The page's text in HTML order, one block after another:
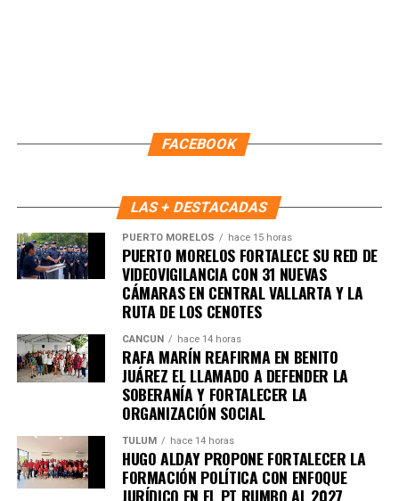
Únete al canal oficial de WhatsApp de
Quinto Podery recibe las noticias más
importantes de Quintana Roo directamente
en tu teléfono.
FACEBOOK
LAS + DESTACADAS
PUERTO MORELOS hace 15 horas
PUERTO MORELOS FORTALECE SU RED DE
VIDEOVIGILANCIA CON 31 NUEVAS
CÁMARAS EN CENTRAL VALLARTA Y LA
RUTA DE LOS CENOTES
CANCÚN hace 14 horas
RAFA MARÍN REAFIRMA EN BENITO
JUÁREZ EL LLAMADO A DEFENDER LA
SOBERANÍA Y FORTALECER LA
ORGANIZACIÓN SOCIAL
TULUM hace 14 horas
HUGO ALDAY PROPONE FORTALECER LA
FORMACIÓN POLÍTICA CON ENFOQUE
JURÍDICO EN EL PT RUMBO AL 2027